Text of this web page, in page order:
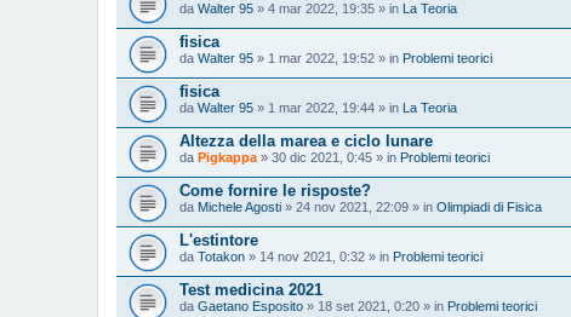
da Walter 95 » 4 mar 2022, 19:35 » in La Teoria
fisica
da Walter 95 » 1 mar 2022, 19:52 » in Problemi teorici
fisica
da Walter 95 » 1 mar 2022, 19:44 » in La Teoria
Altezza della marea e ciclo lunare
da Pigkappa » 30 dic 2021, 0:45 » in Problemi teorici
Come fornire le risposte?
da Michele Agosti » 24 nov 2021, 22:09 » in Olimpiadi di Fisica
L'estintore
da Totakon » 14 nov 2021, 0:32 » in Problemi teorici
Test medicina 2021
da Gaetano Esposito » 18 set 2021, 0:20 » in Problemi teorici